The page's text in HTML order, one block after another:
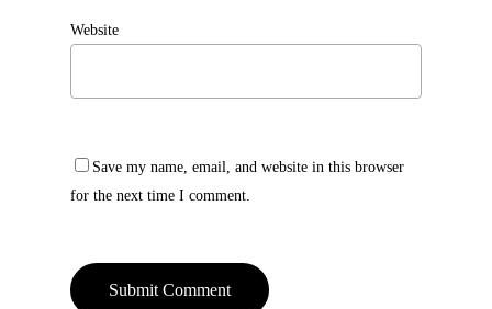
Website
Save my name, email, and website in this browser
for the next time I comment.